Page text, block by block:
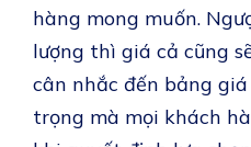
hàng mong muốn.
lượng thì giá cả cũng
cân nhắc đến bảng
trọng mà mọi khách